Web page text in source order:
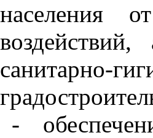
населения
санитарно-
-